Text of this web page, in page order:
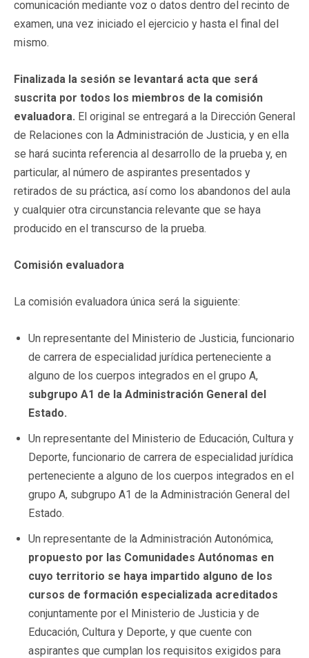
comunicación mediante voz o datos dentro del recinto de
examen, una vez iniciado el ejercicio y hasta el final del
mismo.
Finalizada la sesión se levantará acta que será
suscrita por todos los miembros de la comisión
evaluadora. El original se entregará a la Dirección General
de Relaciones con la Administración de Justicia, y en ella
se hará sucinta referencia al desarrollo de la prueba y, en
particular, al número de aspirantes presentados y
retirados de su práctica, así como los abandonos del aula
y cualquier otra circunstancia relevante que se haya
producido en el transcurso de la prueba.
Comisión evaluadora
La comisión evaluadora única será la siguiente:
Un representante del Ministerio de Justicia, funcionario
de carrera de especialidad jurídica perteneciente a
alguno de los cuerpos integrados en el grupo A,
subgrupo A1 de la Administración General del
Estado.
Un representante del Ministerio de Educación, Cultura y
Deporte, funcionario de carrera de especialidad jurídica
perteneciente a alguno de los cuerpos integrados en el
grupo A, subgrupo A1 de la Administración General del
Estado.
Un representante de la Administración Autonómica,
propuesto por las Comunidades Autónomas en
cuyo territorio se haya impartido alguno de los
cursos de formación especializada acreditados
conjuntamente por el Ministerio de Justicia y de
Educación, Cultura y Deporte, y que cuente con
aspirantes que cumplan los requisitos exigidos para